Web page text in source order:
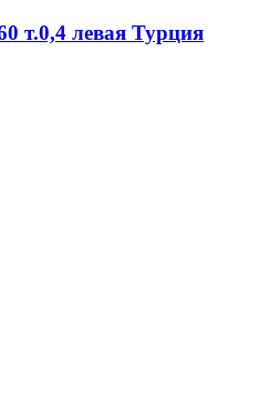
т.0,4 левая Турция